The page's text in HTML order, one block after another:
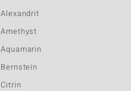
Alexandrit
Amethyst
Aquamarin
Bernstein
Citrin